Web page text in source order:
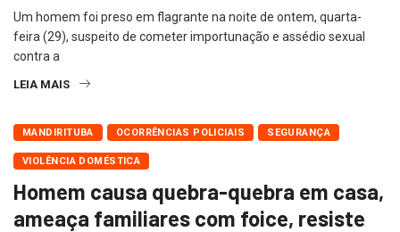
Um homem foi preso em flagrante na noite de ontem, quarta-
feira (29), suspeito de cometer importunação e assédio sexual
contra a
LEIA MAIS
MANDIRITUBA OCORRÊNCIAS POLICIAIS SEGURANÇA
VIOLÊNCIA DOMÉSTICA
Homem causa quebra-quebra em casa,
ameaça familiares com foice, resiste